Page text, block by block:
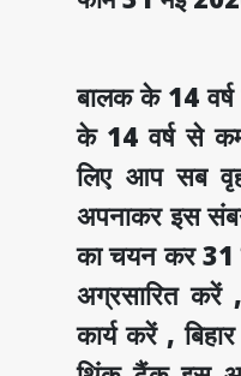
बालक के 14
के 14 वर्ष से
लिए आप सब
अपनाकर इस
का चयन कर
अग्रसारित
कार्य करें ,